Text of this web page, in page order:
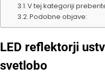
V tej kategoriji
Podobne objave:
LED reflektorji
svetlobo